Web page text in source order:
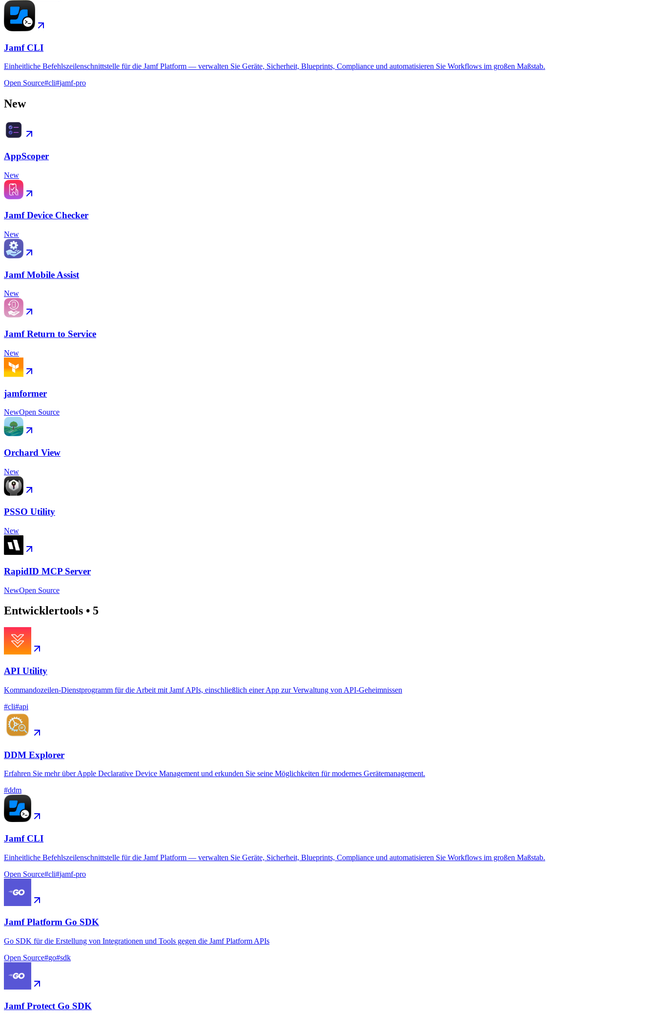
Jamf CLI
Einheitliche Befehlszeilenschnittstelle für die Jamf Platform — verwalten Sie Geräte, Sicherheit, Blueprints, Compliance und automatisieren Sie Workflows im großen Maßstab.
Open Source#cli#jamf-pro
New
AppScoper
New
Jamf Device Checker
New
Jamf Mobile Assist
New
Jamf Return to Service
New
jamformer
NewOpen Source
Orchard View
New
PSSO Utility
New
RapidID MCP Server
NewOpen Source
Entwicklertools • 5
API Utility
Kommandozeilen-Dienstprogramm für die Arbeit mit Jamf APIs, einschließlich einer App zur Verwaltung von API-Geheimnissen
#cli#api
DDM Explorer
Erfahren Sie mehr über Apple Declarative Device Management und erkunden Sie seine Möglichkeiten für modernes Gerätemanagement.
#ddm
Jamf CLI
Einheitliche Befehlszeilenschnittstelle für die Jamf Platform — verwalten Sie Geräte, Sicherheit, Blueprints, Compliance und automatisieren Sie Workflows im großen Maßstab.
Open Source#cli#jamf-pro
Jamf Platform Go SDK
Go SDK für die Erstellung von Integrationen und Tools gegen die Jamf Platform APIs
Open Source#go#sdk
Jamf Protect Go SDK